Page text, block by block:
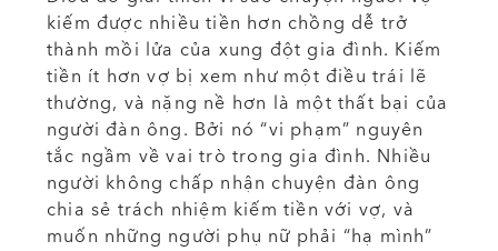
kiếm được nhiều tiền hơn chồng dễ trở
thành mồi lửa của xung đột gia đình. Kiếm
tiền ít hơn vợ bị xem như một điều trái lẽ
thường, và nặng nề hơn là một thất bại của
người đàn ông. Bởi nó “vi phạm” nguyên
tắc ngầm về vai trò trong gia đình. Nhiều
người không chấp nhận chuyện đàn ông
chia sẻ trách nhiệm kiếm tiền với vợ, và
muốn những người phụ nữ phải “hạ mình”